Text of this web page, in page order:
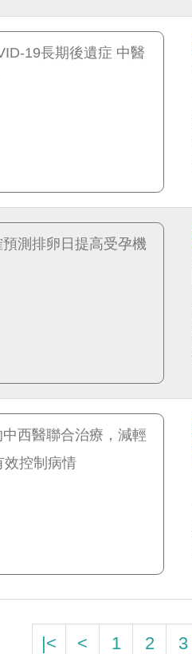
|< < 1 2 3